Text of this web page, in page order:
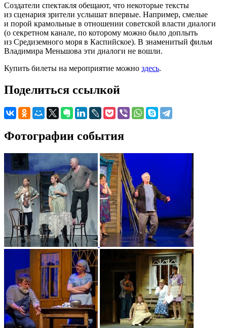
Создатели спектакля обещают, что некоторые тексты
из сценария зрители услышат впервые. Например, смелые
и порой крамольные в отношении советской власти диалоги
(о секретном канале, по которому можно было доплыть
из Средиземного моря в Каспийское). В знаменитый фильм
Владимира Меньшова эти диалоги не вошли.
Купить билеты на мероприятие можно здесь.
Поделиться ссылкой
Фотографии события